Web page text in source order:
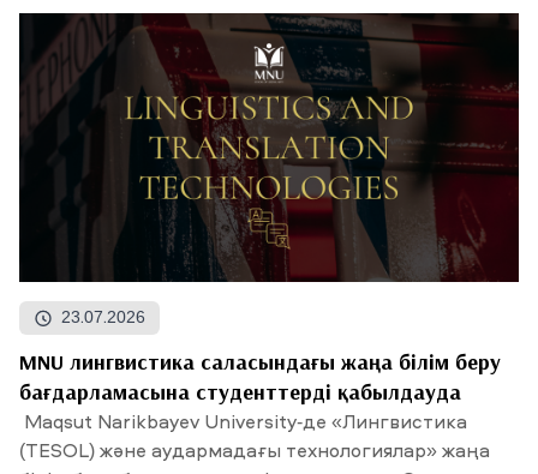
23.07.2026
MNU лингвистика саласындағы жаңа білім беру
бағдарламасына студенттерді қабылдауда
Maqsut Narikbayev University-де «Лингвистика
(TESOL) және аудармадағы технологиялар» жаңа